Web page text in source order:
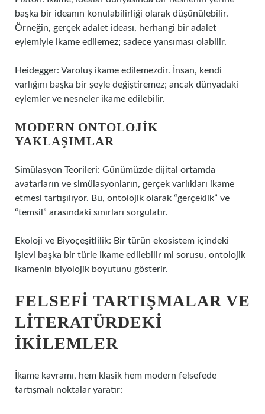
başka bir ideanın konulabilirliği olarak düşünülebilir.
Örneğin, gerçek adalet ideası, herhangi bir adalet
eylemiyle ikame edilemez; sadece yansıması olabilir.
Heidegger: Varoluş ikame edilemezdir. İnsan, kendi
varlığını başka bir şeyle değiştiremez; ancak dünyadaki
eylemler ve nesneler ikame edilebilir.
MODERN ONTOLOJIK
YAKLAŞIMLAR
Simülasyon Teorileri: Günümüzde dijital ortamda
avatarların ve simülasyonların, gerçek varlıkları ikame
etmesi tartışılıyor. Bu, ontolojik olarak “gerçeklik” ve
“temsil” arasındaki sınırları sorgulatır.
Ekoloji ve Biyoçeşitlilik: Bir türün ekosistem içindeki
işlevi başka bir türle ikame edilebilir mi sorusu, ontolojik
ikamenin biyolojik boyutunu gösterir.
FELSEFI TARTIŞMALAR VE
LITERATÜRDEKI
İKILEMLER
İkame kavramı, hem klasik hem modern felsefede
tartışmalı noktalar yaratır: